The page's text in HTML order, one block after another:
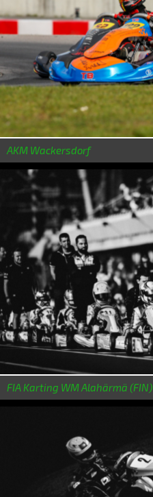
AKM Wackersdorf
FIA Karting WM Alahärmä (FIN)